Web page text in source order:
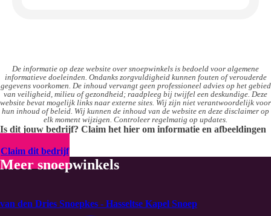
De informatie op deze website over snoepwinkels is bedoeld voor algemene
informatieve doeleinden. Ondanks zorgvuldigheid kunnen fouten of verouderde
gegevens voorkomen. De inhoud vervangt geen professioneel advies op het gebied
van veiligheid, milieu of gezondheid; raadpleeg bij twijfel een deskundige. Deze
website bevat mogelijk links naar externe sites. Wij zijn niet verantwoordelijk voor
hun inhoud of beleid. Wij kunnen de inhoud van de website en deze disclaimer op
elk moment wijzigen. Controleer regelmatig op updates.
Is dit jouw bedrijf? Claim het hier om informatie en afbeeldingen
Claim dit bedrijf
Meer snoepwinkels
van den Dries Snoepkes - Hasseltse Kapel Snoep